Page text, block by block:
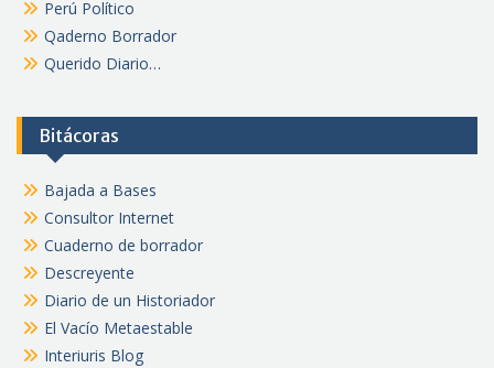
Perú Político
Qaderno Borrador
Querido Diario…
Bitácoras
Bajada a Bases
Consultor Internet
Cuaderno de borrador
Descreyente
Diario de un Historiador
El Vacío Metaestable
Interiuris Blog